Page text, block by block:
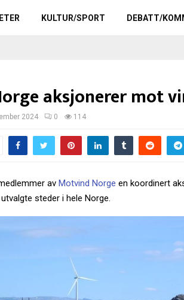
KULTUR/SPORT DEBATT/
aksjonerer mot
2024 0 114
av Motvind Norge en koordinert
steder i hele Norge.